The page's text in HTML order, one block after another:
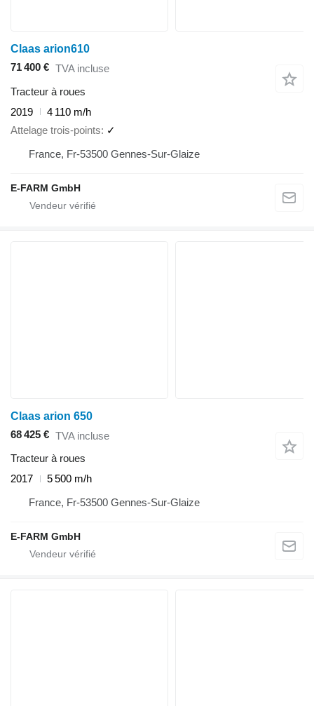
Claas arion610
71 400 € TVA incluse
Tracteur à roues
2019
4 110 m/h
Attelage trois-points
✓
France, Fr-53500 Gennes-Sur-Glaize
E-FARM GmbH
Claas arion 650
68 425 € TVA incluse
Tracteur à roues
2017
5 500 m/h
France, Fr-53500 Gennes-Sur-Glaize
E-FARM GmbH